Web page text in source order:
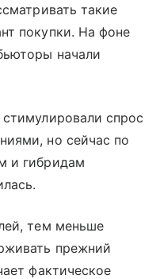
такие
покупки. На фоне
начали
спрос
но сейчас по
и гибридам
тем меньше
прежний
фактическое